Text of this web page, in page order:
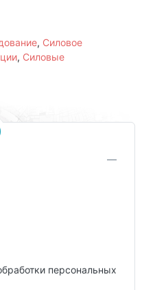
, Силовое
, Силовые
персональных